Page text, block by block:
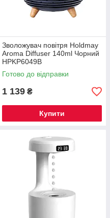
Зволожувач повітря Holdmay
Aroma Diffuser 140ml Чорний
HPKP6049B
Готово до відправки
1 139 ₴
Купити